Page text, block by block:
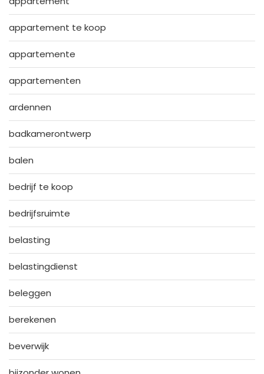
appartement te koop
appartemente
appartementen
ardennen
badkamerontwerp
balen
bedrijf te koop
bedrijfsruimte
belasting
belastingdienst
beleggen
berekenen
beverwijk